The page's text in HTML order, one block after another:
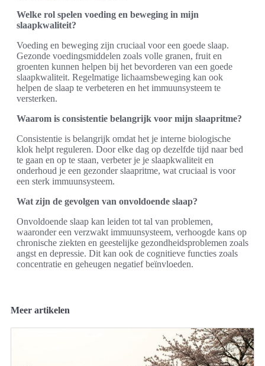
Welke rol spelen voeding en beweging in mijn
slaapkwaliteit?
Voeding en beweging zijn cruciaal voor een goede slaap.
Gezonde voedingsmiddelen zoals volle granen, fruit en
groenten kunnen helpen bij het bevorderen van een goede
slaapkwaliteit. Regelmatige lichaamsbeweging kan ook
helpen de slaap te verbeteren en het immuunsysteem te
versterken.
Waarom is consistentie belangrijk voor mijn slaapritme?
Consistentie is belangrijk omdat het je interne biologische
klok helpt reguleren. Door elke dag op dezelfde tijd naar bed
te gaan en op te staan, verbeter je je slaapkwaliteit en
onderhoud je een gezonder slaapritme, wat cruciaal is voor
een sterk immuunsysteem.
Wat zijn de gevolgen van onvoldoende slaap?
Onvoldoende slaap kan leiden tot tal van problemen,
waaronder een verzwakt immuunsysteem, verhoogde kans op
chronische ziekten en geestelijke gezondheidsproblemen zoals
angst en depressie. Dit kan ook de cognitieve functies zoals
concentratie en geheugen negatief beïnvloeden.
Meer artikelen